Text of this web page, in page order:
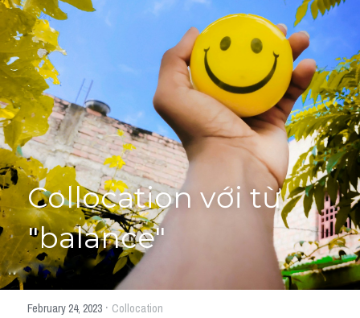
Giải đề thi từng câu
Lời khuyên
Giải đề thi
Academic words
Phrase
Phrasal Verb
Idioms đồng nghĩa
Idioms trái nghĩa
HỌC THỬ
Collocation với từ
"balance"
February 24, 2023 · Collocation